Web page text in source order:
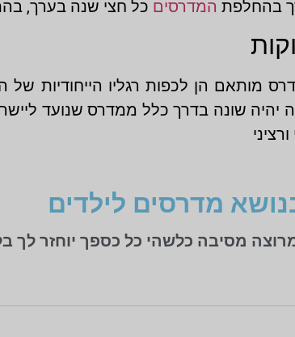
בהחלפת המדרסים כל חצי שנה בערך,
הן לכפות רגליו הייחודיות של
שונה בדרך כלל ממדרס שנועד
מדרסים לילדים